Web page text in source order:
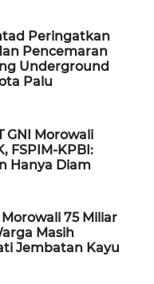
Peringatkan
Pencemaran
Underground
Palu
GNI Morowali
FSPIM-KPBI:
Hanya Diam
Morowali 75 Miliar
Masih
Jembatan Kayu